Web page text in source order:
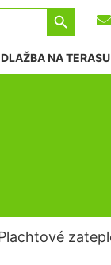
Search Button
DLAŽBA NA TERASU